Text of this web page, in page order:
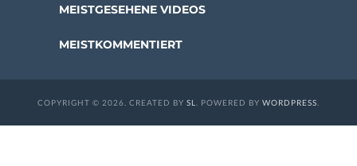
MEISTGESEHENE VIDEOS
MEISTKOMMENTIERT
COPYRIGHT © 2026. CREATED BY SL . POWERED BY WORDPRESS